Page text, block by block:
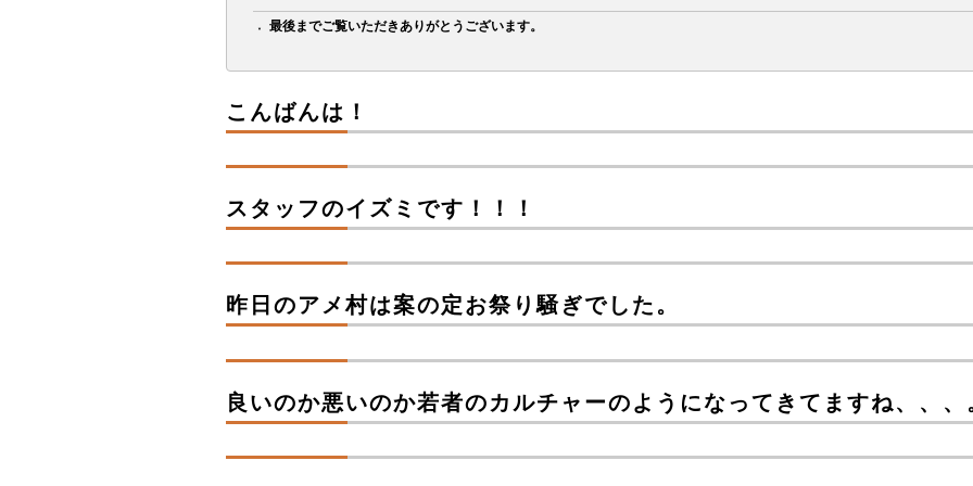
最後までご覧いただきありがとうございます。
こんばんは！
スタッフのイズミです！！！
昨日のアメ村は案の定お祭り騒ぎでした。
良いのか悪いのか若者のカルチャーのようになってきてますね、、、